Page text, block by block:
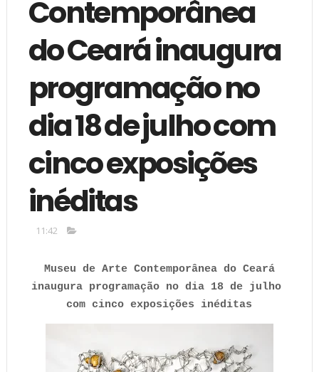
Contemporânea
do Ceará inaugura
programação no
dia 18 de julho com
cinco exposições
inéditas
11:42
Museu de Arte Contemporânea do Ceará
inaugura programação no dia 18 de julho
com cinco exposições inéditas